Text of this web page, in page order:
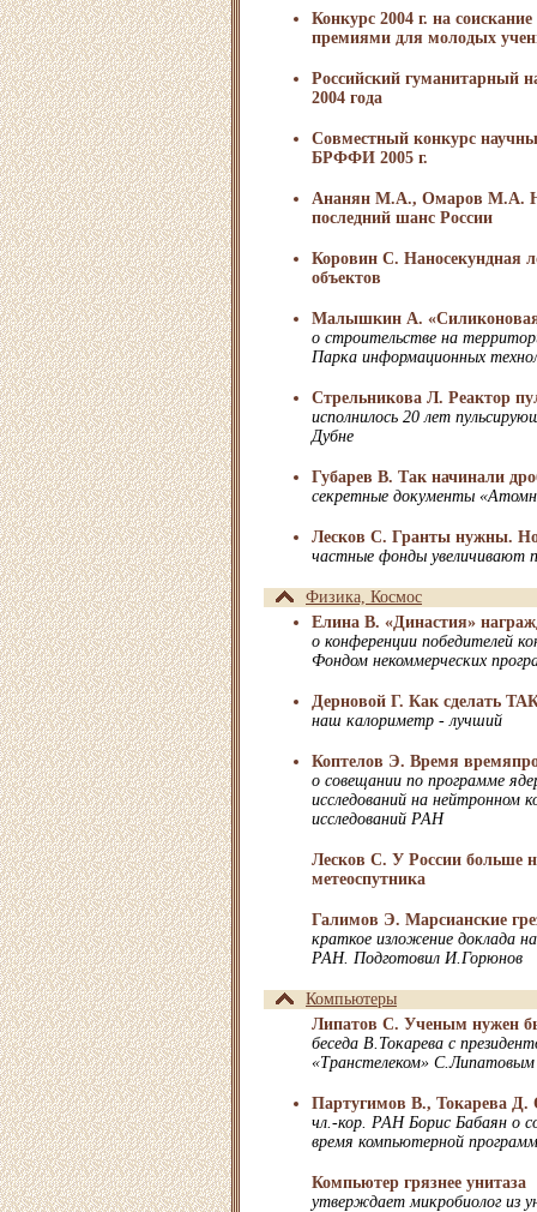
Конкурс 2004 г. на
премиями для молодых
Российский гуманитарный
2004 года
Совместный конкурс
БРФФИ 2005 г.
Ананян М.А., Омаров М.А.
последний шанс России
Коровин С. Наносекундная
объектов
Малышкин А.
о строительстве на
Парка информационных
Стрельникова Л. Реактор
исполнилось 20 лет
Дубне
Губарев В. Так начинали
секретные документы
Лесков С. Гранты нужны. Но
частные фонды увеличивают
Физика, Космос
Елина В. «Династия»
о конференции победителей
Фондом некоммерческих
Дерновой Г. Как сделать
наш калориметр - лучший
Коптелов Э. Время
о совещании по программе
исследований на нейтронном
исследований РАН
Лесков С. У России больше
метеоспутника
Галимов Э. Марсианские
краткое изложение доклада
РАН. Подготовил И.Горюнов
Компьютеры
Липатов С. Ученым нужен
беседа В.Токарева с
«Транстелеком» С.Липатовым
Партугимов В., Токарева Д.
чл.-кор. РАН Борис Бабаян о
время компьютерной
Компьютер грязнее унитаза
утверждает микробиолог из